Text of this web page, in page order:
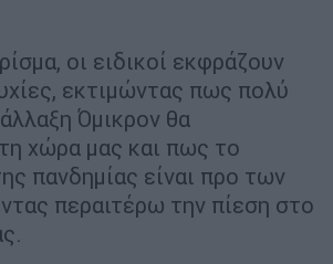
οι ειδικοί εκφράζουν
εκτιμώντας πως πολύ
Όμικρον θα
χώρα μας και πως το
πανδημίας είναι προ των
περαιτέρω την πίεση στο